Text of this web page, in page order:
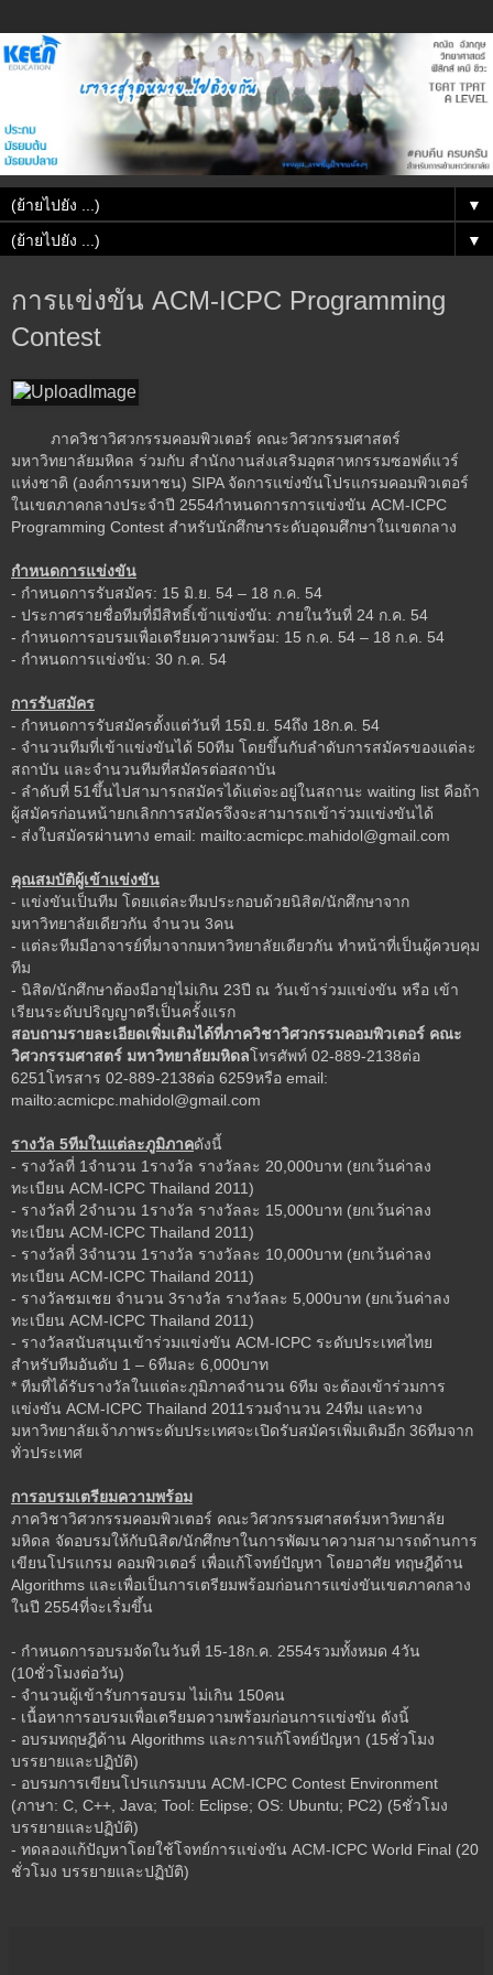
▼
▼
การแข่งขัน ACM-ICPC Programming
Contest
ภาควิชาวิศวกรรมคอมพิวเตอร์ คณะวิศวกรรมศาสตร์
มหาวิทยาลัยมหิดล ร่วมกับ สำนักงานส่งเสริมอุตสาหกรรมซอฟต์แวร์
แห่งชาติ (องค์การมหาชน) SIPA จัดการแข่งขันโปรแกรมคอมพิวเตอร์
ในเขตภาคกลางประจำปี 2554กำหนดการการแข่งขัน ACM-ICPC
Programming Contest สำหรับนักศึกษาระดับอุดมศึกษาในเขตกลาง
กำหนดการแข่งขัน
- กำหนดการรับสมัคร: 15 มิ.ย. 54 – 18 ก.ค. 54
- ประกาศรายชื่อทีมที่มีสิทธิ์เข้าแข่งขัน: ภายในวันที่ 24 ก.ค. 54
- กำหนดการอบรมเพื่อเตรียมความพร้อม: 15 ก.ค. 54 – 18 ก.ค. 54
- กำหนดการแข่งขัน: 30 ก.ค. 54
การรับสมัคร
- กำหนดการรับสมัครตั้งแต่วันที่ 15มิ.ย. 54ถึง 18ก.ค. 54
- จำนวนทีมที่เข้าแข่งขันได้ 50ทีม โดยขึ้นกับลำดับการสมัครของแต่ละ
สถาบัน และจำนวนทีมที่สมัครต่อสถาบัน
- ลำดับที่ 51ขึ้นไปสามารถสมัครได้แต่จะอยู่ในสถานะ waiting list คือถ้า
ผู้สมัครก่อนหน้ายกเลิกการสมัครจึงจะสามารถเข้าร่วมแข่งขันได้
- ส่งใบสมัครผ่านทาง email: mailto:acmicpc.mahidol@gmail.com
คุณสมบัติผู้เข้าแข่งขัน
- แข่งขันเป็นทีม โดยแต่ละทีมประกอบด้วยนิสิต/นักศึกษาจาก
มหาวิทยาลัยเดียวกัน จำนวน 3คน
- แต่ละทีมมีอาจารย์ที่มาจากมหาวิทยาลัยเดียวกัน ทำหน้าที่เป็นผู้ควบคุม
ทีม
- นิสิต/นักศึกษาต้องมีอายุไม่เกิน 23ปี ณ วันเข้าร่วมแข่งขัน หรือ เข้า
เรียนระดับปริญญาตรีเป็นครั้งแรก
สอบถามรายละเอียดเพิ่มเติมได้ที่ภาควิชาวิศวกรรมคอมพิวเตอร์ คณะ
วิศวกรรมศาสตร์ มหาวิทยาลัยมหิดลโทรศัพท์ 02-889-2138ต่อ
6251โทรสาร 02-889-2138ต่อ 6259หรือ email:
mailto:acmicpc.mahidol@gmail.com
รางวัล 5ทีมในแต่ละภูมิภาคดังนี้
- รางวัลที่ 1จำนวน 1รางวัล รางวัลละ 20,000บาท (ยกเว้นค่าลง
ทะเบียน ACM-ICPC Thailand 2011)
- รางวัลที่ 2จำนวน 1รางวัล รางวัลละ 15,000บาท (ยกเว้นค่าลง
ทะเบียน ACM-ICPC Thailand 2011)
- รางวัลที่ 3จำนวน 1รางวัล รางวัลละ 10,000บาท (ยกเว้นค่าลง
ทะเบียน ACM-ICPC Thailand 2011)
- รางวัลชมเชย จำนวน 3รางวัล รางวัลละ 5,000บาท (ยกเว้นค่าลง
ทะเบียน ACM-ICPC Thailand 2011)
- รางวัลสนับสนุนเข้าร่วมแข่งขัน ACM-ICPC ระดับประเทศไทย
สำหรับทีมอันดับ 1 – 6ทีมละ 6,000บาท
* ทีมที่ได้รับรางวัลในแต่ละภูมิภาคจำนวน 6ทีม จะต้องเข้าร่วมการ
แข่งขัน ACM-ICPC Thailand 2011รวมจำนวน 24ทีม และทาง
มหาวิทยาลัยเจ้าภาพระดับประเทศจะเปิดรับสมัครเพิ่มเติมอีก 36ทีมจาก
ทั่วประเทศ
การอบรมเตรียมความพร้อม
ภาควิชาวิศวกรรมคอมพิวเตอร์ คณะวิศวกรรมศาสตร์มหาวิทยาลัย
มหิดล จัดอบรมให้กับนิสิต/นักศึกษาในการพัฒนาความสามารถด้านการ
เขียนโปรแกรม คอมพิวเตอร์ เพื่อแก้โจทย์ปัญหา โดยอาศัย ทฤษฎีด้าน
Algorithms และเพื่อเป็นการเตรียมพร้อมก่อนการแข่งขันเขตภาคกลาง
ในปี 2554ที่จะเริ่มขึ้น
- กำหนดการอบรมจัดในวันที่ 15-18ก.ค. 2554รวมทั้งหมด 4วัน
(10ชั่วโมงต่อวัน)
- จำนวนผู้เข้ารับการอบรม ไม่เกิน 150คน
- เนื้อหาการอบรมเพื่อเตรียมความพร้อมก่อนการแข่งขัน ดังนิ้
- อบรมทฤษฎีด้าน Algorithms และการแก้โจทย์ปัญหา (15ชั่วโมง
บรรยายและปฏิบัติ)
- อบรมการเขียนโปรแกรมบน ACM-ICPC Contest Environment
(ภาษา: C, C++, Java; Tool: Eclipse; OS: Ubuntu; PC2) (5ชั่วโมง
บรรยายและปฏิบัติ)
- ทดลองแก้ปัญหาโดยใช้โจทย์การแข่งขัน ACM-ICPC World Final (20
ชั่วโมง บรรยายและปฏิบัติ)